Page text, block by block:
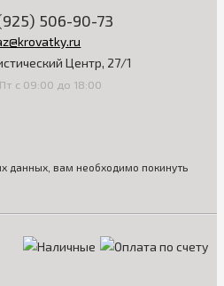
506-90-73
Центр, 27/1
с 09:00 до 18:00
данных, вам необходимо покинуть